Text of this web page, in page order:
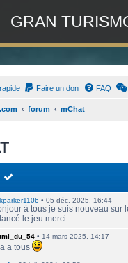
GRAN
Faire un don FAQ
forum mChat
•05 déc. 2025, 16:44
à tous je suis nouveau
le jeu merci
• 14 mars 2025, 14:17
a tous